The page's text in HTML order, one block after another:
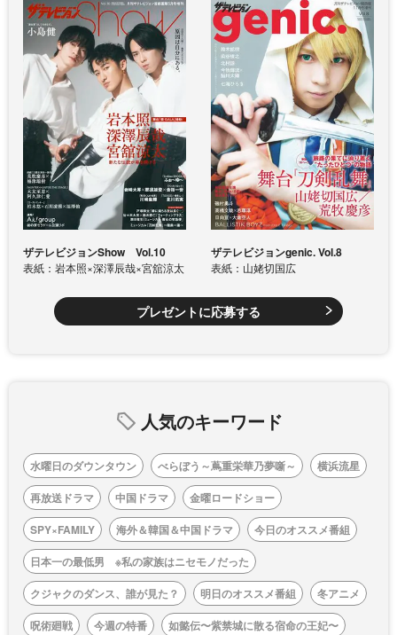
ザテレビジョンShow Vol.10
表紙：岩本照×深澤辰哉×宮舘涼太
ザテレビジョンgenic. Vol.8
表紙：山姥切国広
プレゼントに応募する
人気のキーワード
水曜日のダウンタウン べらぼう～蔦重栄華乃夢噺～
横浜流星
再放送ドラマ
中国ドラマ
金曜ロードショー
SPY×FAMILY
海外＆韓国＆中国ドラマ
今日のオススメ番組
日本一の最低男 ※私の家族はニセモノだった
クジャクのダンス、誰が見た？
明日のオススメ番組
冬アニメ
呪術廻戦
今週の特番
如懿伝〜紫禁城に散る宿命の王妃〜